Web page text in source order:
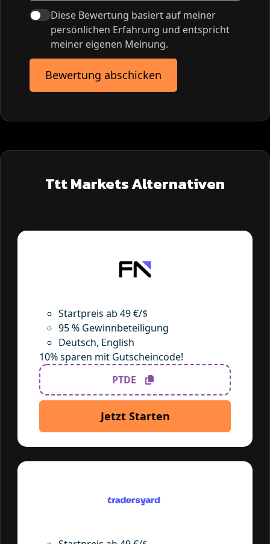
Diese Bewertung basiert auf meiner
persönlichen Erfahrung und entspricht
meiner eigenen Meinung.
Bewertung abschicken
Ttt Markets Alternativen
Startpreis ab 49 €/$
95 % Gewinnbeteiligung
Deutsch, English
10% sparen mit Gutscheincode!
PTDE
Jetzt Starten